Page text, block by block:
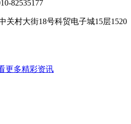
82535177
关村大街18号科贸电子城15层1520
更多精彩资讯